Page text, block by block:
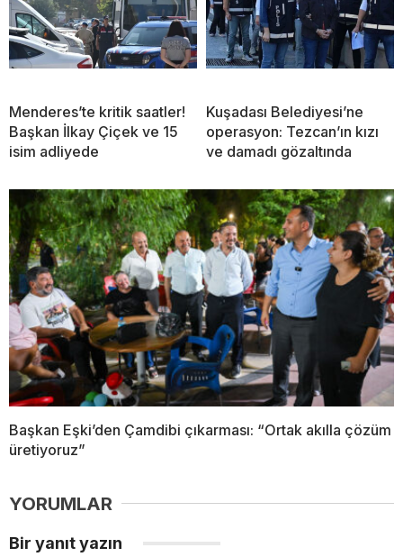
Menderes’te kritik saatler!
Başkan İlkay Çiçek ve 15
isim adliyede
Kuşadası Belediyesi’ne
operasyon: Tezcan’ın kızı
ve damadı gözaltında
Başkan Eşki’den Çamdibi çıkarması: “Ortak akılla çözüm
üretiyoruz”
YORUMLAR
Bir yanıt yazın